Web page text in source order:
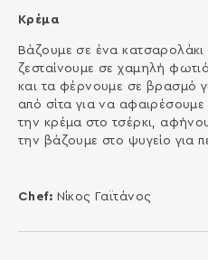
Κρέμα
Βάζουμε σε ένα κατσαρολάκι
ζεσταίνουμε σε χαμηλή
και τα φέρνουμε σε βρασμό
από σίτα για να αφαιρέσουμε
την κρέμα στο τσέρκι,
την βάζουμε στο ψυγείο για
Chef: Νίκος Γαϊτάνος